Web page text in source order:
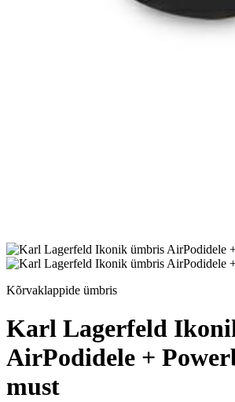
Kõrvaklappide ümbris
Karl Lagerfeld
AirPodidele +
must